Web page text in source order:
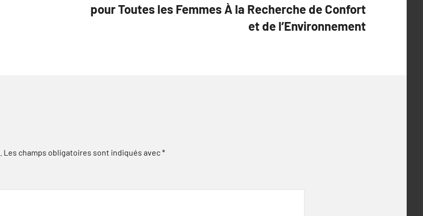
pour Toutes les Femmes À la Recherche de Confort
et de l’Environnement
Les champs obligatoires sont indiqués avec*